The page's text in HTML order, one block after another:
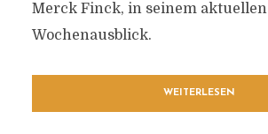
Merck Finck, in seinem aktuellen
Wochenausblick.
WEITERLESEN